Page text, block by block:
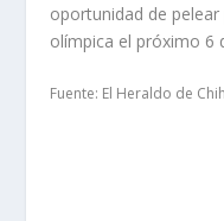
oportunidad de
olímpica el próximo 6
Fuente: El Heraldo de